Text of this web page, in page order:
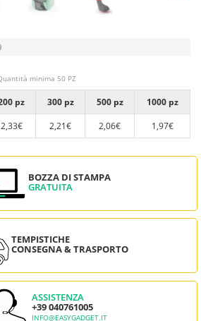
minima 50 PZ
pz 300 pz 500 pz
1000 pz
2,33€ 2,21€ 2,06€ 1,97€
BOZZA DI STAMPA
GRATUITA
TEMPISTICHE
CONSEGNA & TRASPORTO
ASSISTENZA
+39 040761005
INFO@EASYGADGET.IT